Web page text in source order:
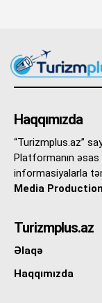
Haqqımızda
“Turizmplus.az”
Platformanın
informasiyalarla
Media
Turizmplus.az
Əlaqə
Haqqımızda